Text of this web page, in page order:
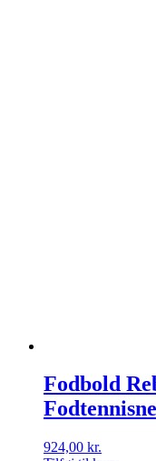
Fodbold
924,00 kr.